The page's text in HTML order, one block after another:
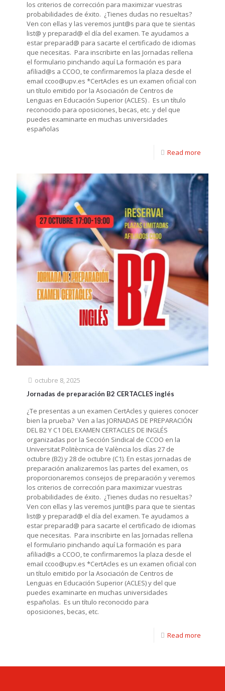
los criterios de corrección para maximizar vuestras
probabilidades de éxito. ¿Tienes dudas no resueltas?
Ven con ellas y las veremos junt@s para que te sientas
list@ y preparad@ el día del examen. Te ayudamos a
estar preparad@ para sacarte el certificado de idiomas
que necesitas. Para inscribirte en las Jornadas rellena
el formulario pinchando aquí La formación es para
afiliad@s a CCOO, te confirmaremos la plaza desde el
email ccoo@upv.es *CertAcles es un examen oficial con
un título emitido por la Asociación de Centros de
Lenguas en Educación Superior (ACLES) . Es un título
reconocido para oposiciones, becas, etc. y del que
puedes examinarte en muchas universidades
españolas
Read more
octubre 8, 2025
Jornadas de preparación B2 CERTACLES inglés
¿Te presentas a un examen CertAcles y quieres conocer
bien la prueba? Ven a las JORNADAS DE PREPARACIÓN
DEL B2 Y C1 DEL EXAMEN CERTACLES DE INGLÉS
organizadas por la Sección Sindical de CCOO en la
Universitat Politècnica de València los días 27 de
octubre (B2) y 28 de octubre (C1). En estas jornadas de
preparación analizaremos las partes del examen, os
proporcionaremos consejos de preparación y veremos
los criterios de corrección para maximizar vuestras
probabilidades de éxito. ¿Tienes dudas no resueltas?
Ven con ellas y las veremos junt@s para que te sientas
list@ y preparad@ el día del examen. Te ayudamos a
estar preparad@ para sacarte el certificado de idiomas
que necesitas. Para inscribirte en las Jornadas rellena
el formulario pinchando aquí La formación es para
afiliad@s a CCOO, te confirmaremos la plaza desde el
email ccoo@upv.es *CertAcles es un examen oficial con
un título emitido por la Asociación de Centros de
Lenguas en Educación Superior (ACLES) y del que
puedes examinarte en muchas universidades
españolas. Es un título reconocido para
oposiciones, becas, etc.
Read more